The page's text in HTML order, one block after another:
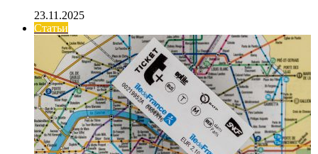
23.11.2025
Статьи